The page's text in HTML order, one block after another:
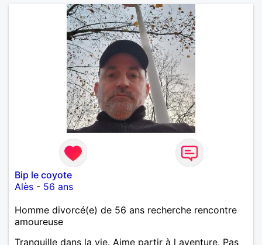
Bip le coyote
Alès - 56 ans
Homme divorcé(e) de 56 ans recherche rencontre
amoureuse
Tranquille dans la vie. Aime partir à l aventure. Pas